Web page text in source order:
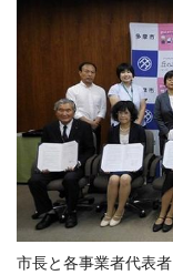
市長と各事業者代表者